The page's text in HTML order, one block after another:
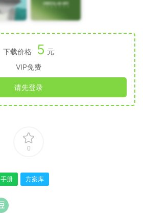
下载价格 5 元
VIP免费
请先登录
0
手册 方案库